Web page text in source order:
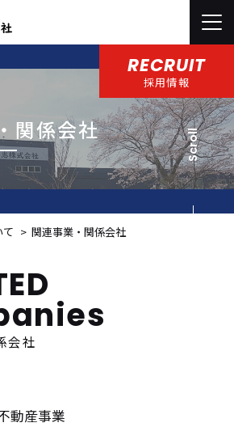
RECRUIT
採用情報
関係会社 Scroll
て 関連事業・関係会社
会社
動産事業